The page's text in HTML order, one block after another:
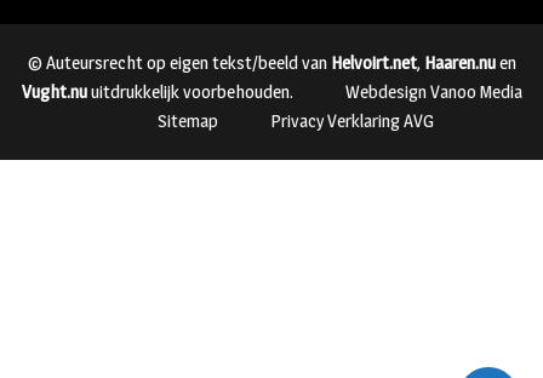
© Auteursrecht op eigen tekst/beeld van Helvoirt.net, Haaren.nuen
Vught.nuuitdrukkelijk voorbehouden.
Webdesign Vanoo Media
Sitemap
Privacy Verklaring AVG